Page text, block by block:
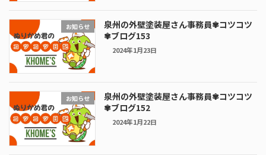
お知らせ
泉州の外壁塗装屋さん事務員✾コツコツ
✾ブログ153
2024年1月23日
お知らせ
泉州の外壁塗装屋さん事務員✾コツコツ
✾ブログ152
2024年1月22日